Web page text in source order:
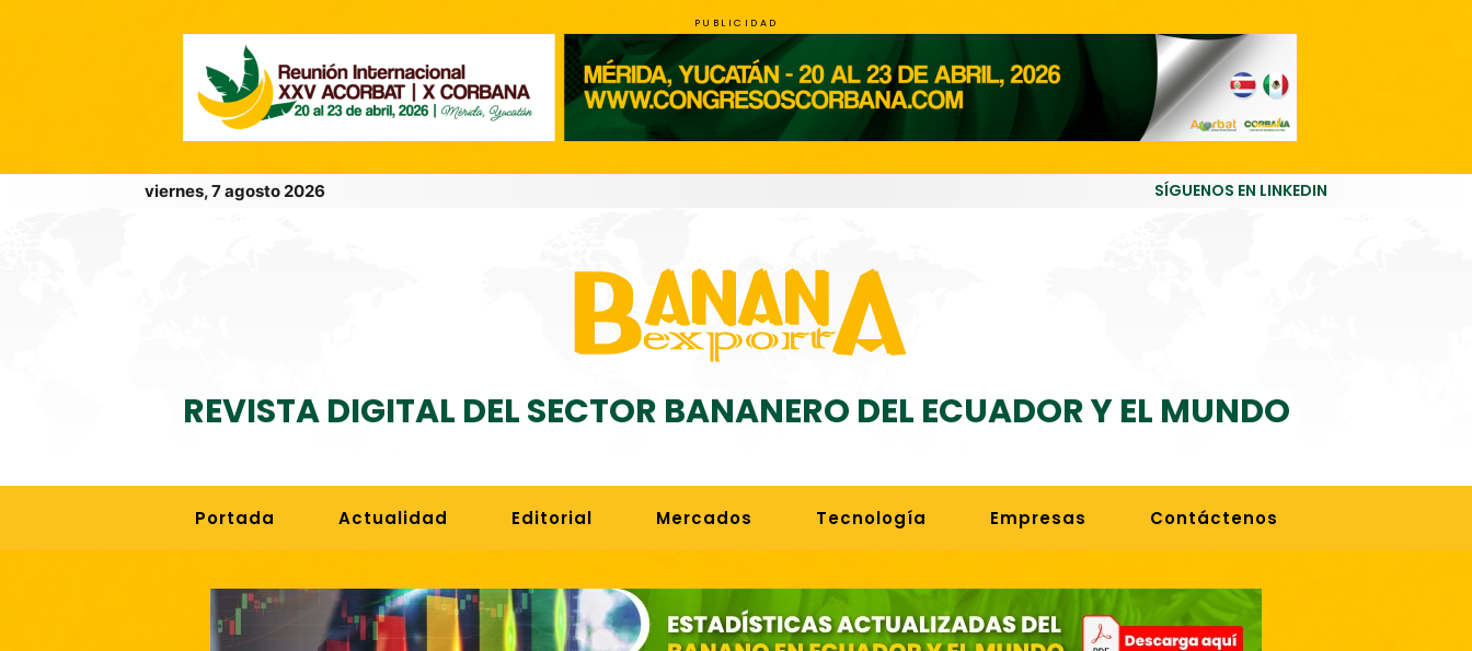
PUBLICIDAD
viernes, 7 agosto 2026 SÍGUENOS EN LINKEDIN
REVISTA DIGITAL DEL SECTOR BANANERO DEL ECUADOR Y EL MUNDO
Portada Actualidad Editorial Mercados Tecnología Empresas Contáctenos